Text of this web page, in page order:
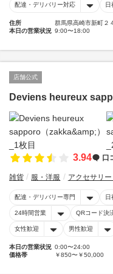
配達・デリバリー対応 日
住所
群馬県高崎市新町２
本日の営業状況 9:00〜18:00
店舗公式
Deviens heureux
3.94 口
雑貨 服・洋服 アクセサリ
配達・デリバリー専門 日
24時間営業 QRコード決
女性歓迎 男性歓迎
本日の営業状況 0:00〜24:00
価格帯
￥850〜￥50,000